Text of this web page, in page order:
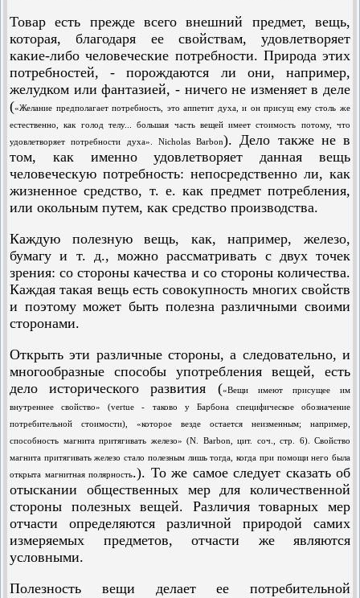
Товар есть прежде всего внешний предмет, вещь,
которая, благодаря ее свойствам, удовлетворяет
какие-либо человеческие потребности. Природа этих
потребностей, - порождаются ли они, например,
желудком или фантазией, - ничего не изменяет в деле
(«Желание предполагает потребность, это аппетит духа, и он присущ ему столь же
естественно, как голод телу... большая часть вещей имеет стоимость потому, что
удовлетворяет потребности духа». Nicholas Barbon). Дело также не в
том, как именно удовлетворяет данная вещь
человеческую потребность: непосредственно ли, как
жизненное средство, т. е. как предмет потребления,
или окольным путем, как средство производства.
Каждую полезную вещь, как, например, железо,
бумагу и т. д., можно рассматривать с двух точек
зрения: со стороны качества и со стороны количества.
Каждая такая вещь есть совокупность многих свойств
и поэтому может быть полезна различными своими
сторонами.
Открыть эти различные стороны, а следовательно, и
многообразные способы употребления вещей, есть
дело исторического развития («Вещи имеют присущее им
внутреннее свойство» (vertue - таково у Барбона специфическое обозначение
потребительной стоимости), «которое везде остается неизменным; например,
способность магнита притягивать железо» (N. Barbon, цит. соч., стр. 6). Свойство
магнита притягивать железо стало полезным лишь тогда, когда при помощи него была
открыта магнитная полярность.). То же самое следует сказать об
отыскании общественных мер для количественной
стороны полезных вещей. Различия товарных мер
отчасти определяются различной природой самих
измеряемых предметов, отчасти же являются
условными.
Полезность вещи делает ее потребительной